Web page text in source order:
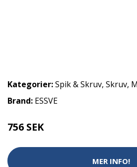
Kategorier:Spik & Skruv, Skruv,
Brand: ESSVE
756 SEK
MER INFO!